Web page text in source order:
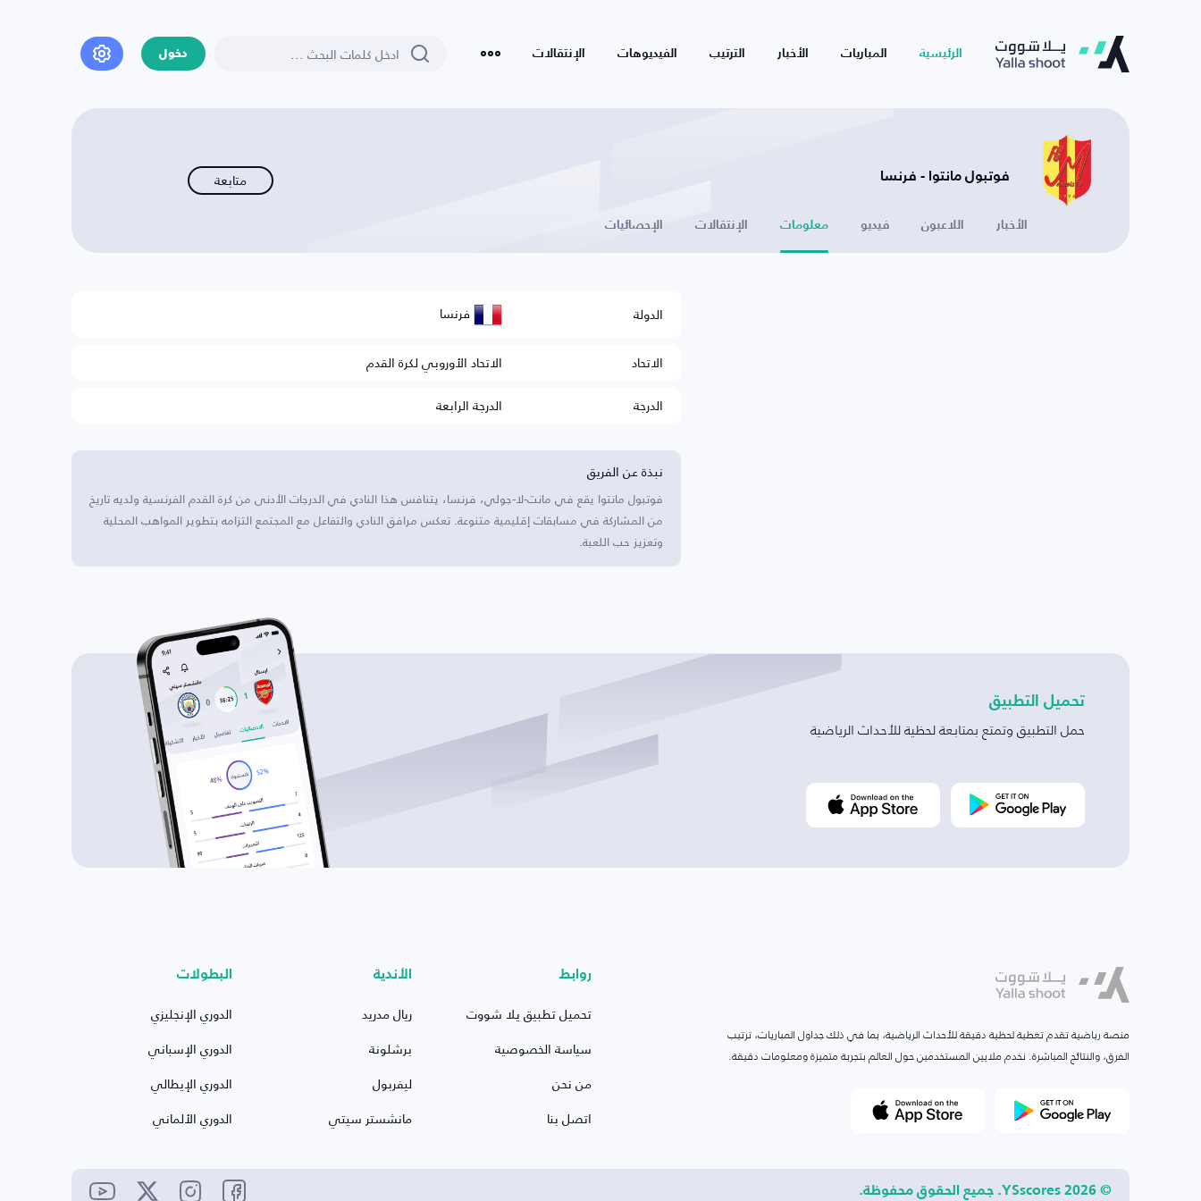
الرئيسية المباريات الأخبار الترتيب الفيديوهات الإنتقالات دخول
فوتبول مانتوا - فرنسا متابعة
الأخبار اللاعبون فيديو معلومات الإنتقالات الإحصائيات
الدولة فرنسا
الاتحاد
الاتحاد الأوروبي لكرة القدم
الدرجة
الدرجة الرابعة
نبذة عن الفريق
فوتبول مانتوا يقع في مانت-لا-جولي، فرنسا، يتنافس هذا النادي في الدرجات الأدنى من كرة القدم الفرنسية ولديه تاريخ
من المشاركة في مسابقات إقليمية متنوعة. تعكس مرافق النادي والتفاعل مع المجتمع التزامه بتطوير المواهب المحلية
وتعزيز حب اللعبة.
تحميل التطبيق
حمل التطبيق وتمتع بمتابعة لحظية للأحداث الرياضية
منصة رياضية تقدم تغطية لحظية دقيقة للأحداث الرياضية، بما في ذلك جداول المباريات، ترتيب
الفرق، والنتائج المباشرة. نخدم ملايين المستخدمين حول العالم بتجربة متميزة ومعلومات دقيقة.
روابط
تحميل تطبيق يلا شووت
سياسة الخصوصية
من نحن
اتصل بنا
الأندية
ريال مدريد
برشلونة
ليفربول
مانشستر سيتي
البطولات
الدوري الإنجليزي
الدوري الإسباني
الدوري الإيطالي
الدوري الألماني
© 2026 YSscores. جميع الحقوق محفوظة.